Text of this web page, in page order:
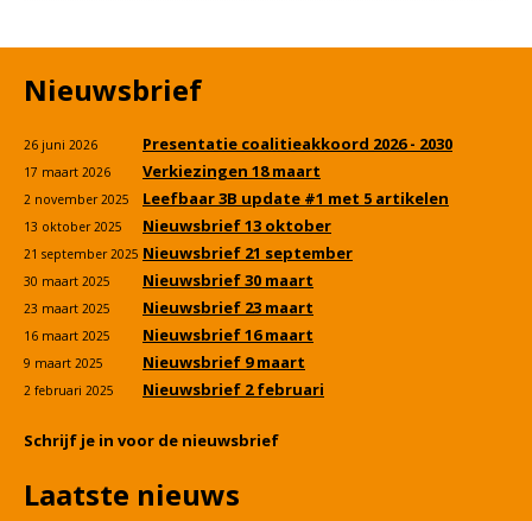
Nieuwsbrief
26 juni 2026 Presentatie coalitieakkoord 2026 - 2030
17 maart 2026 Verkiezingen 18 maart
2 november 2025 Leefbaar 3B update #1 met 5 artikelen
13 oktober 2025 Nieuwsbrief 13 oktober
21 september 2025 Nieuwsbrief 21 september
30 maart 2025 Nieuwsbrief 30 maart
23 maart 2025 Nieuwsbrief 23 maart
16 maart 2025 Nieuwsbrief 16 maart
9 maart 2025 Nieuwsbrief 9 maart
2 februari 2025 Nieuwsbrief 2 februari
Schrijf je in voor de nieuwsbrief
Laatste nieuws